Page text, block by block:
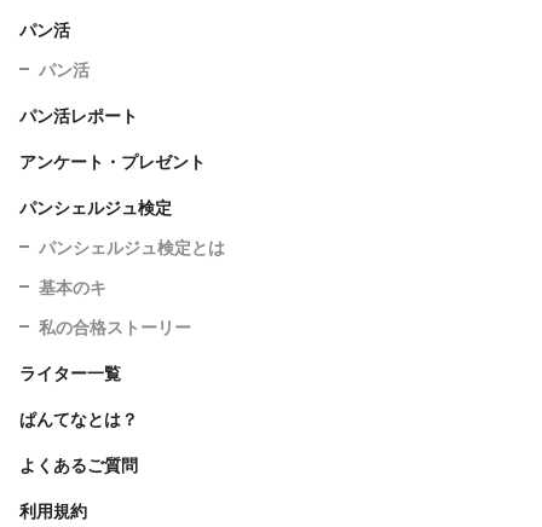
パン活
パン活
パン活レポート
アンケート・プレゼント
パンシェルジュ検定
パンシェルジュ検定とは
基本のキ
私の合格ストーリー
ライター一覧
ぱんてなとは？
よくあるご質問
利用規約